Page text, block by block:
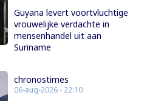
Guyana levert voortvluchtige
vrouwelijke verdachte in
mensenhandel uit aan
Suriname
chronostimes
06-aug-2026 - 22:10